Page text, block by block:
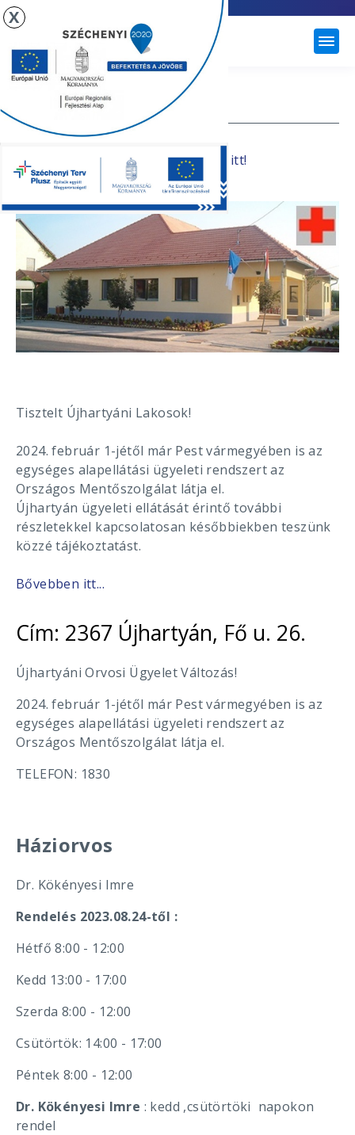
ÚJHARTYÁN
ORVOSI ÜGYELET
Adatkezelési tájékoztató letöltése itt!
Tisztelt Újhartyáni Lakosok!
2024. február 1-jétől már Pest vármegyében is az
egységes alapellátási ügyeleti rendszert az
Országos Mentőszolgálat látja el.
Újhartyán ügyeleti ellátását érintő további
részletekkel kapcsolatosan későbbiekben teszünk
közzé tájékoztatást.
Bővebben itt...
Cím: 2367 Újhartyán, Fő u. 26.
Újhartyáni Orvosi Ügyelet Változás!
2024. február 1-jétől már Pest vármegyében is az
egységes alapellátási ügyeleti rendszert az
Országos Mentőszolgálat látja el.
TELEFON: 1830
Háziorvos
Dr. Kökényesi Imre
Rendelés 2023.08.24-től :
Hétfő 8:00 - 12:00
Kedd 13:00 - 17:00
Szerda 8:00 - 12:00
Csütörtök: 14:00 - 17:00
Péntek 8:00 - 12:00
Dr. Kökényesi Imre : kedd ,csütörtöki napokon
rendel
X